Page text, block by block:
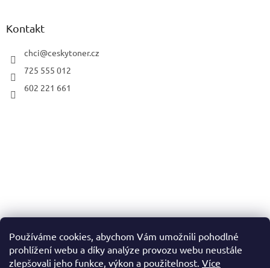
Používáme cookies, abychom Vám umožnili pohodlné
prohlížení webu a díky analýze provozu webu neustále
zlepšovali jeho funkce, výkon a použitelnost. Více
Kontakt
chci@ceskytoner.cz
725 555 012
602 221 661